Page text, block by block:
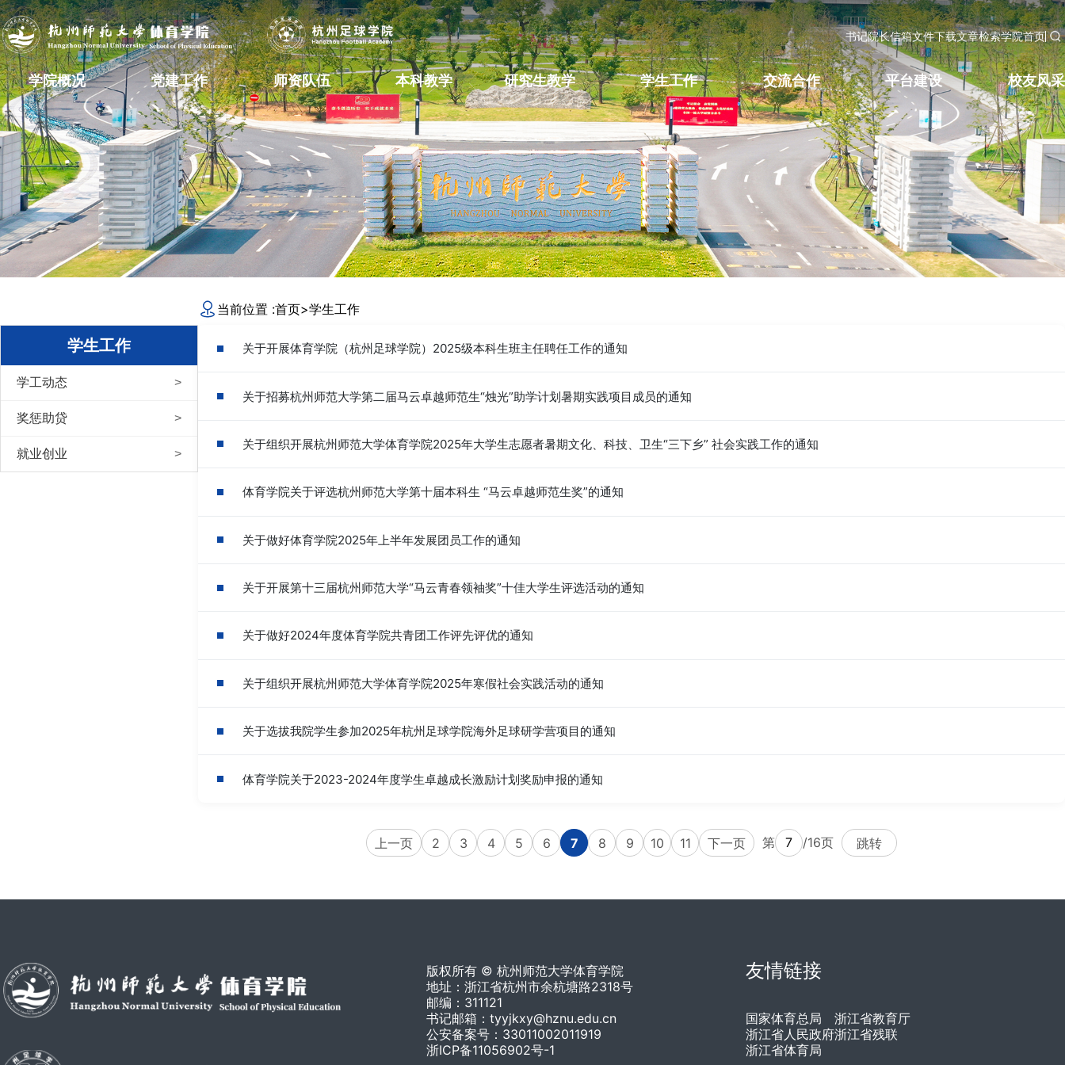
书记院长信箱文件下载文章检索学院首页
学院概况 党建工作 师资队伍 本科教学 研究生教学 学生工作 交流合作 平台建设 校友风采
学生工作
学工动态
奖惩助贷
就业创业
当前位置 :首页>学生工作
关于开展体育学院（杭州足球学院）2025级本科生班主任聘任工作的通知
关于招募杭州师范大学第二届马云卓越师范生“烛光”助学计划暑期实践项目成员的通知
关于组织开展杭州师范大学体育学院2025年大学生志愿者暑期文化、科技、卫生“三下乡” 社会实践工作的通知
体育学院关于评选杭州师范大学第十届本科生 “马云卓越师范生奖”的通知
关于做好体育学院2025年上半年发展团员工作的通知
关于开展第十三届杭州师范大学“马云青春领袖奖”十佳大学生评选活动的通知
关于做好2024年度体育学院共青团工作评先评优的通知
关于组织开展杭州师范大学体育学院2025年寒假社会实践活动的通知
关于选拔我院学生参加2025年杭州足球学院海外足球研学营项目的通知
体育学院关于2023-2024年度学生卓越成长激励计划奖励申报的通知
上一页 2 3 4 5 6 7 8 9 10 11 下一页 第 /16页 跳转
版权所有 © 杭州师范大学体育学院
地址：浙江省杭州市余杭塘路2318号
邮编：311121
书记邮箱：tyyjkxy@hznu.edu.cn
公安备案号：33011002011919
浙ICP备11056902号-1
友情链接
国家体育总局
浙江省人民政府
浙江省体育局
浙江省教育厅
浙江省残联